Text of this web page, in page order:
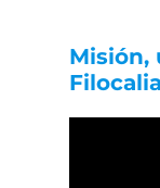
Misión,
Filocalia